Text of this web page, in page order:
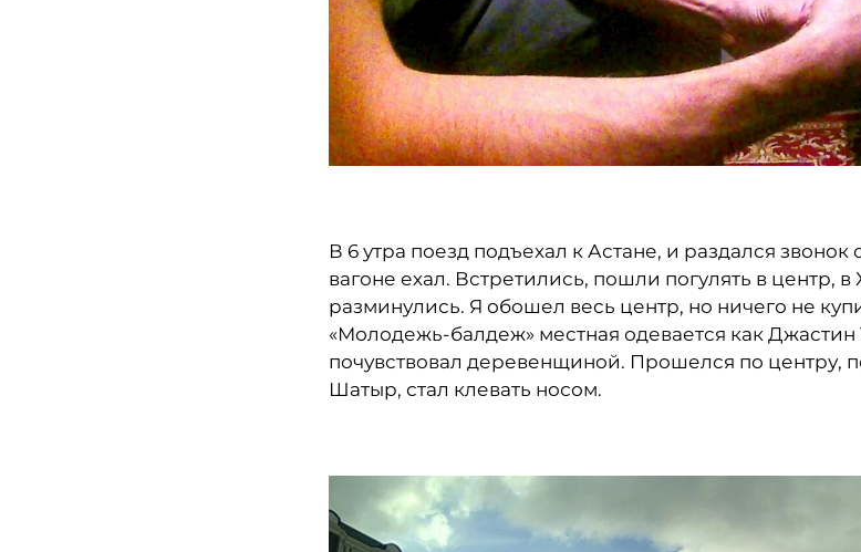
В 6 утра поезд подъехал к Астане, и раздался звонок
вагоне ехал. Встретились, пошли погулять в центр,
разминулись. Я обошел весь центр, но ничего не
«Молодежь-балдеж» местная одевается как
почувствовал деревенщиной. Прошелся по центру,
Шатыр, стал клевать носом.